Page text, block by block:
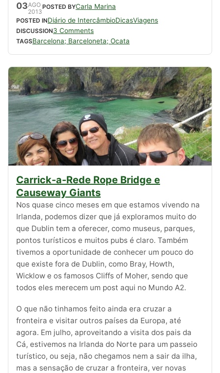
03AGO
2013
POSTED BYCarla Marina
POSTED INDiário de IntercâmbioDicasViagens
DISCUSSION3 Comments
TAGSBarcelona; Barceloneta; Ocata
Carrick-a-Rede Rope Bridge e
Causeway Giants
Nos quase cinco meses em que estamos vivendo na
Irlanda, podemos dizer que já exploramos muito do
que Dublin tem a oferecer, como museus, parques,
pontos turísticos e muitos pubs é claro. Também
tivemos a oportunidade de conhecer um pouco do
que existe fora de Dublin, como Bray, Howth,
Wicklow e os famosos Cliffs of Moher, sendo que
todos eles merecem um post aqui no Mundo A2.
O que não tinhamos feito ainda era cruzar a
fronteira e visitar outros países da Europa, até
agora. Em julho, aproveitando a visita dos pais da
Cá, estivemos na Irlanda do Norte para um passeio
turístico, ou seja, não chegamos nem a sair da ilha,
mas a sensação de cruzar a fronteira, ver novas